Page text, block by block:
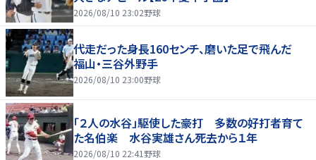
2026/08/10 23:02野球
代走だった身長160センチ、磨いた足で飛んだ
福山・三谷外野手
2026/08/10 23:00野球
「２人の水谷」駆使した豪打 多数の好打者育て
た名伯楽 水谷実雄さん死去から１年
2026/08/10 22:41 野球